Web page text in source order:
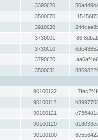
3390020
3500070
3910020
3730001
3730010
3790020
3500031
90100122
90100112
90100121
90100120
90100100